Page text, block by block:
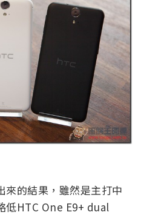
來的結果，雖然是主打中
低HTC One E9+ dual